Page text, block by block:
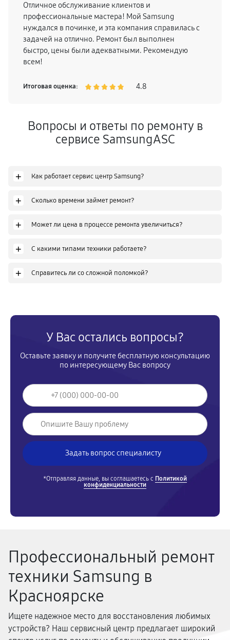
Отличное обслуживание клиентов и
профессиональные мастера! Мой Samsung
нуждался в починке, и эта компания справилась с
задачей на отлично. Ремонт был выполнен
быстро, цены были адекватными. Рекомендую
всем!
Итоговая оценка: 4.8
Вопросы и ответы по ремонту в
сервисе SamsungASC
+ Как работает сервис центр Samsung?
+ Сколько времени займет ремонт?
+ Может ли цена в процессе ремонта увеличиться?
+ С какими типами техники работаете?
+ Справитесь ли со сложной поломкой?
У Вас остались вопросы?
Оставьте заявку и получите бесплатную консультацию
по интересующему Вас вопросу
*Отправляя данные, вы соглашаетесь с Политикой
конфиденциальности
Профессиональный ремонт
техники Samsung в
Красноярске
Ищете надежное место для восстановления любимых
устройств? Наш сервисный центр предлагает широкий